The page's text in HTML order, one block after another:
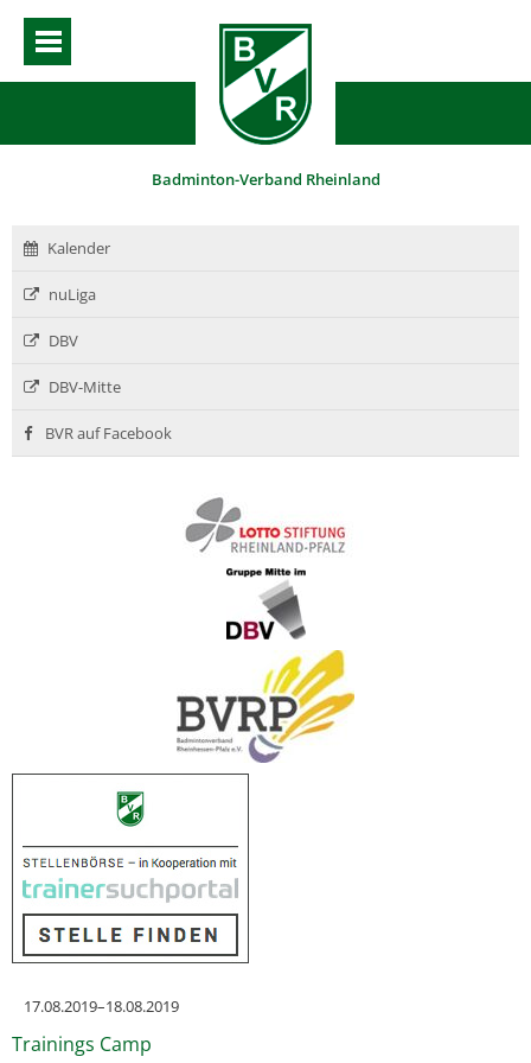
Badminton-Verband Rheinland
Kalender
nuLiga
DBV
DBV-Mitte
BVR auf Facebook
17.08.2019–18.08.2019
Trainings Camp